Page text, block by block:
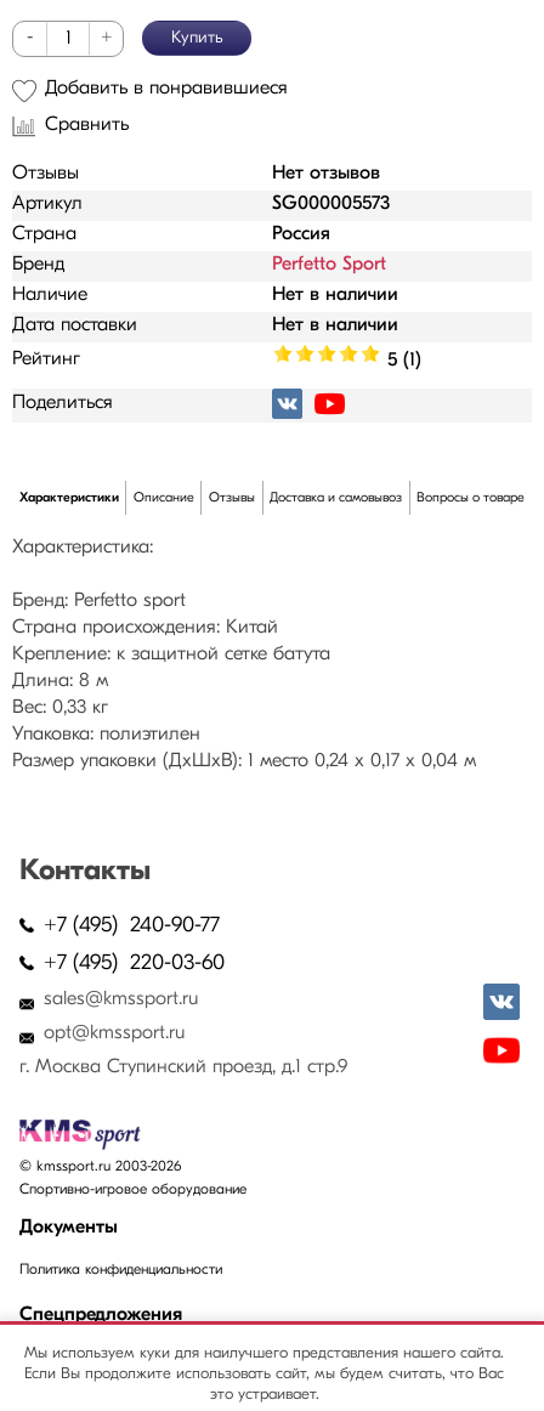
Мы используем куки для наилучшего представления нашего сайта.
Если Вы продолжите использовать сайт, мы будем считать, что Вас
это устраивает.
- + Купить
Добавить в понравившиеся
Сравнить
Отзывы
Нет отзывов
Артикул
SG000005573
Страна
Россия
Бренд
Perfetto Sport
Наличие
Нет в наличии
Дата поставки
Нет в наличии
Рейтинг
5 (1)
Поделиться
Характеристики Описание Отзывы Доставка и самовывоз Вопросы о товаре
Характеристика:
Бренд: Perfetto sport
Страна происхождения: Китай
Крепление: к защитной сетке батута
Длина: 8 м
Вес: 0,33 кг
Упаковка: полиэтилен
Размер упаковки (ДхШхВ): 1 место 0,24 х 0,17 х 0,04 м
Контакты
+7 (495) 240-90-77
+7 (495) 220-03-60
sales@kmssport.ru
opt@kmssport.ru
г. Москва Ступинский проезд, д.1 стр.9
© kmssport.ru 2003-2026
Спортивно-игровое оборудование
Документы
Политика конфиденциальности
Спецпредложения
Акции